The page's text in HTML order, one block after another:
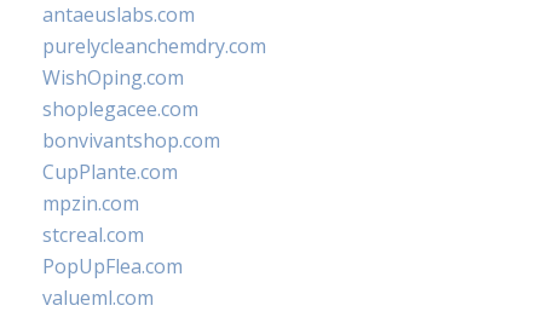
antaeuslabs.com
purelycleanchemdry.com
WishOping.com
shoplegacee.com
bonvivantshop.com
CupPlante.com
mpzin.com
stcreal.com
PopUpFlea.com
valueml.com